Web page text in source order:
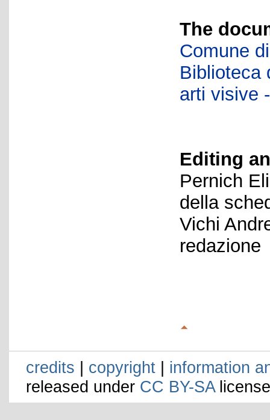
The
Comune
Biblioteca
arti visive
Editing
Pernich
della
Vichi
redazione
credits | copyright | information
released under CC BY-SA